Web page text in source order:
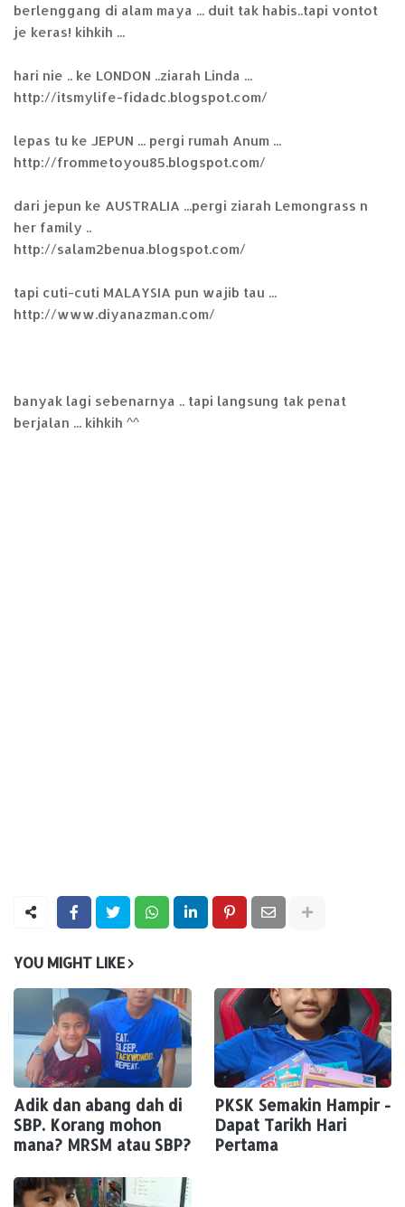
berlenggang di alam maya ... duit tak habis..tapi vontot
je keras! kihkih ...
hari nie .. ke LONDON ..ziarah Linda ...
http://itsmylife-fidadc.blogspot.com/
lepas tu ke JEPUN ... pergi rumah Anum ...
http://frommetoyou85.blogspot.com/
dari jepun ke AUSTRALIA ...pergi ziarah Lemongrass n
her family ..
http://salam2benua.blogspot.com/
tapi cuti-cuti MALAYSIA pun wajib tau ...
http://www.diyanazman.com/
banyak lagi sebenarnya .. tapi langsung tak penat
berjalan ... kihkih ^^
YOU MIGHT LIKE
Adik dan abang dah di
SBP. Korang mohon
mana? MRSM atau SBP?
PKSK Semakin Hampir -
Dapat Tarikh Hari
Pertama